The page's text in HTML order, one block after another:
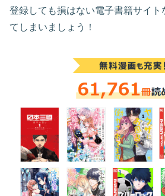
登録しても損はない電子書籍サイト
てしまいましょう！